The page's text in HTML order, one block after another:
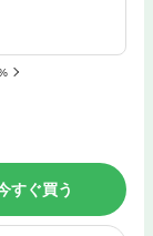
すぐ買う